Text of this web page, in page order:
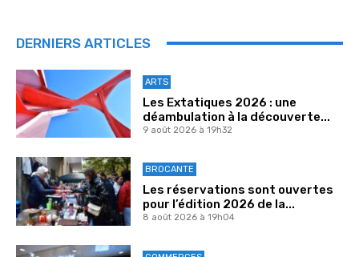
DERNIERS ARTICLES
ARTS
Les Extatiques 2026 : une
déambulation à la découverte...
9 août 2026 à 19h32
BROCANTE
Les réservations sont ouvertes
pour l’édition 2026 de la...
8 août 2026 à 19h04